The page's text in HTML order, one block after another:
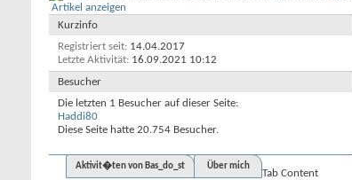
Artikel anzeigen
Kurzinfo
Registriert seit 14.04.2017
Letzte Aktivität 16.09.2021 10:12
Besucher
Die letzten 1 Besucher auf dieser Seite:
Haddi80
Diese Seite hatte 20.754 Besucher.
Aktivit�ten von Bas_do_st Über mich
Tab Content